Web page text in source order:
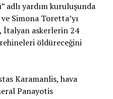
adlı yardım kuruluşunda
Simona Toretta’yı
İtalyan askerlerin 24
öldüreceğini
Karamanlis, hava
Panayotis